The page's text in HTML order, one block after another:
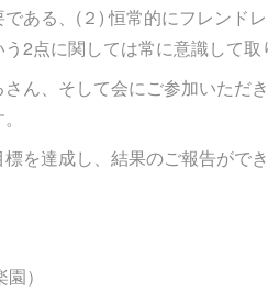
ある、(２) 恒常的にフレンド
2点に関しては常に意識して取
ん、そして会にご参加いただ
を達成し、結果のご報告ができ
）